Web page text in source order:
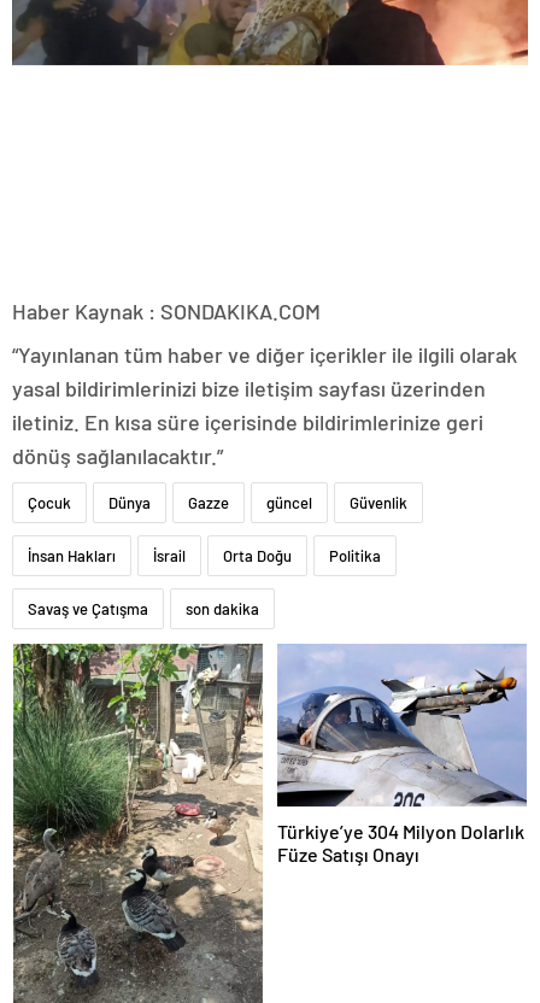
Haber Kaynak : SONDAKIKA.COM
“Yayınlanan tüm haber ve diğer içerikler ile ilgili olarak
yasal bildirimlerinizi bize iletişim sayfası üzerinden
iletiniz. En kısa süre içerisinde bildirimlerinize geri
dönüş sağlanılacaktır.”
Çocuk Dünya Gazze güncel Güvenlik
İnsan Hakları İsrail Orta Doğu Politika
Savaş ve Çatışma son dakika
Türkiye’ye 304 Milyon Dolarlık
Füze Satışı Onayı